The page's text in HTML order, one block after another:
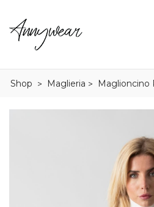
Shop > Maglieria > Maglioncino